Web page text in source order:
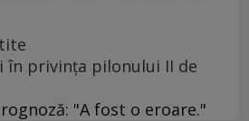
în privința pilonului II de
"A fost o eroare."